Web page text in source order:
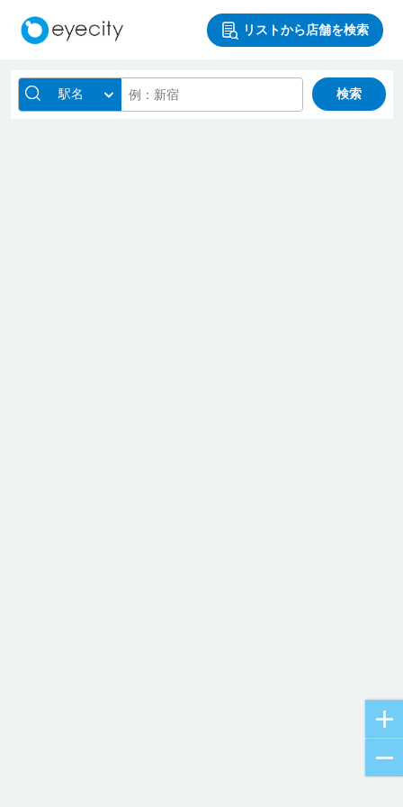
リストから店舗を検索
駅名 検索